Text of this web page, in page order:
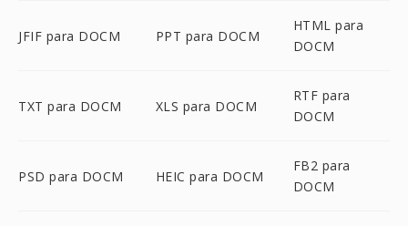
JFIF para DOCM PPT para DOCM
HTML para
DOCM
TXT para DOCM XLS para DOCM
RTF para
DOCM
PSD para DOCM HEIC para DOCM
FB2 para
DOCM